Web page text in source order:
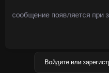
сообщение появляется при
Войдите или